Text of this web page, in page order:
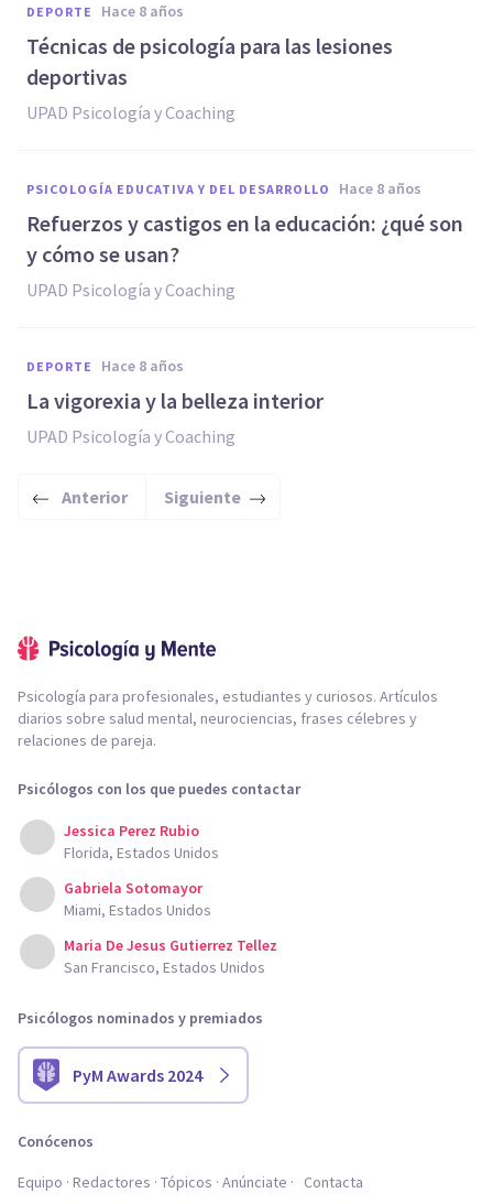
DEPORTE hace 8 años
Técnicas de psicología para las lesiones
deportivas
UPAD Psicología y Coaching
PSICOLOGÍA EDUCATIVA Y DEL DESARROLLO hace 8 años
Refuerzos y castigos en la educación: ¿qué son
y cómo se usan?
UPAD Psicología y Coaching
DEPORTE hace 8 años
La vigorexia y la belleza interior
UPAD Psicología y Coaching
Anterior Siguiente
Psicología para profesionales, estudiantes y curiosos. Artículos
diarios sobre salud mental, neurociencias, frases célebres y
relaciones de pareja.
Psicólogos con los que puedes contactar
Jessica Perez Rubio
Florida, Estados Unidos
Gabriela Sotomayor
Miami, Estados Unidos
Maria De Jesus Gutierrez Tellez
San Francisco, Estados Unidos
Psicólogos nominados y premiados
PyM Awards 2024
Conócenos
Equipo Redactores Tópicos Anúnciate Contacta